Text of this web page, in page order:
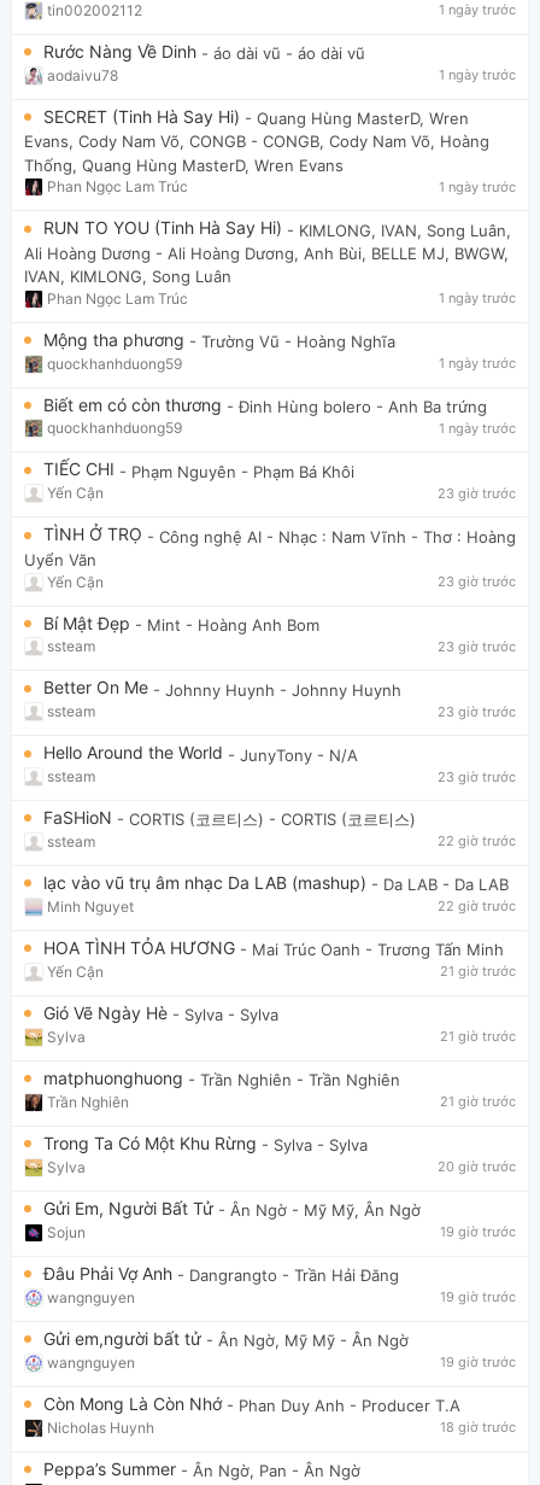
tin002002112 1 ngày trước
Rước Nàng Về Dinh - áo dài vũ - áo dài vũ
aodaivu78 1 ngày trước
SECRET (Tinh Hà Say Hi) - Quang Hùng MasterD, Wren
Evans, Cody Nam Võ, CONGB - CONGB, Cody Nam Võ, Hoàng
Thống, Quang Hùng MasterD, Wren Evans
Phan Ngọc Lam Trúc 1 ngày trước
RUN TO YOU (Tinh Hà Say Hi) - KIMLONG, IVAN, Song Luân,
Ali Hoàng Dương - Ali Hoàng Dương, Anh Bùi, BELLE MJ, BWGW,
IVAN, KIMLONG, Song Luân
Phan Ngọc Lam Trúc 1 ngày trước
Mộng tha phương - Trường Vũ - Hoàng Nghĩa
quockhanhduong59 1 ngày trước
Biết em có còn thương - Đinh Hùng bolero - Anh Ba trứng
quockhanhduong59 1 ngày trước
TIẾC CHI - Phạm Nguyên - Phạm Bá Khôi
Yến Cận 23 giờ trước
TÌNH Ở TRỌ - Công nghệ AI - Nhạc : Nam Vĩnh - Thơ : Hoàng
Uyển Văn
Yến Cận 23 giờ trước
Bí Mật Đẹp - Mint - Hoàng Anh Bom
ssteam 23 giờ trước
Better On Me - Johnny Huynh - Johnny Huynh
ssteam 23 giờ trước
Hello Around the World - JunyTony - N/A
ssteam 23 giờ trước
FaSHioN - CORTIS (코르티스) - CORTIS (코르티스)
ssteam 22 giờ trước
lạc vào vũ trụ âm nhạc Da LAB (mashup) - Da LAB - Da LAB
Minh Nguyet 22 giờ trước
HOA TÌNH TỎA HƯƠNG - Mai Trúc Oanh - Trương Tấn Minh
Yến Cận 21 giờ trước
Gió Vẽ Ngày Hè - Sylva - Sylva
Sylva 21 giờ trước
matphuonghuong - Trần Nghiên - Trần Nghiên
Trần Nghiên 21 giờ trước
Trong Ta Có Một Khu Rừng - Sylva - Sylva
Sylva 20 giờ trước
Gửi Em, Người Bất Tử - Ân Ngờ - Mỹ Mỹ, Ân Ngờ
Sojun 19 giờ trước
Đâu Phải Vợ Anh - Dangrangto - Trần Hải Đăng
wangnguyen 19 giờ trước
Gửi em,người bất tử - Ân Ngờ, Mỹ Mỹ - Ân Ngờ
wangnguyen 19 giờ trước
Còn Mong Là Còn Nhớ - Phan Duy Anh - Producer T.A
Nicholas Huynh 18 giờ trước
Peppa’s Summer - Ân Ngờ, Pan - Ân Ngờ